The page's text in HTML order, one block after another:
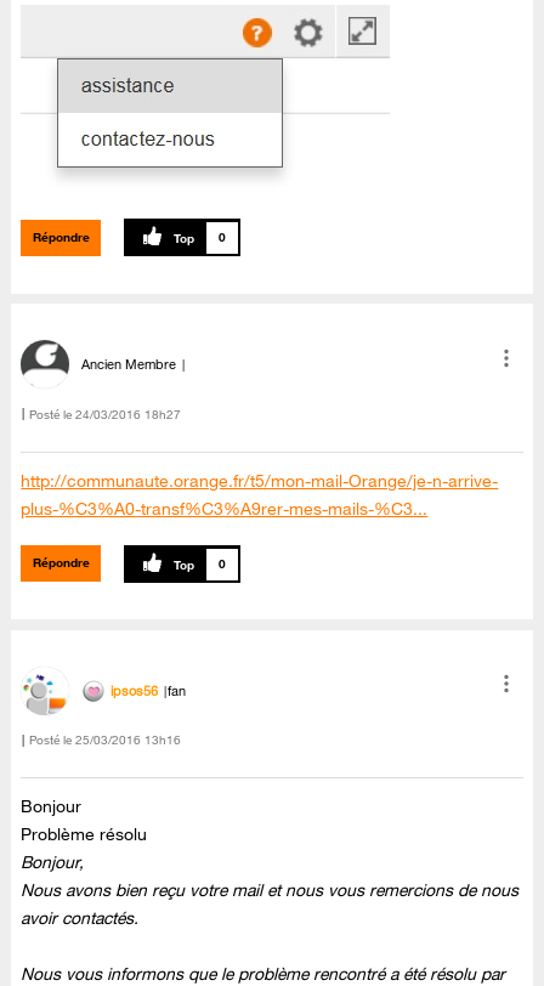
Répondre 0
Ancien Membre
Posté le ‎24/03/2016 18h27
http://communaute.orange.fr/t5/mon-mail-Orange/je-n-arrive-
plus-%C3%A0-transf%C3%A9rer-mes-mails-%C3...
Répondre 0
ipsos56 fan
Posté le ‎25/03/2016 13h16
Bonjour
Problème résolu
Bonjour,
Nous avons bien reçu votre mail et nous vous remercions de nous
avoir contactés.
Nous vous informons que le problème rencontré a été résolu par